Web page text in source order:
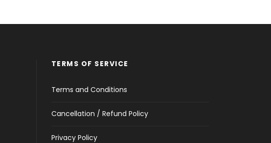
TERMS OF SERVICE
Terms and Conditions
Cancellation / Refund Policy
Privacy Policy